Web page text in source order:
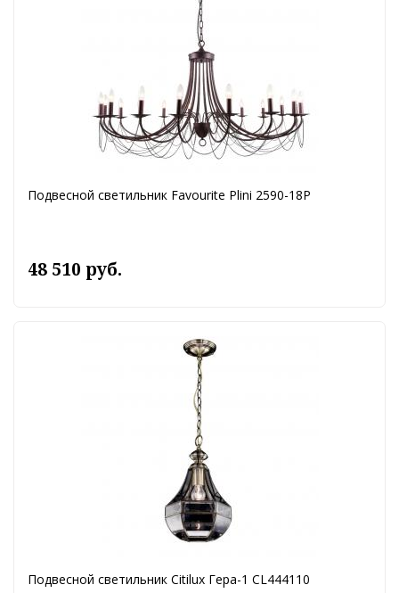
Подвесной светильник Favourite Plini 2590-18P
48 510 руб.
Подвесной светильник Citilux Гера-1 CL444110